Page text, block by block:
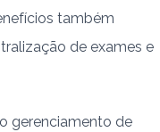
também
de exames e
gerenciamento de